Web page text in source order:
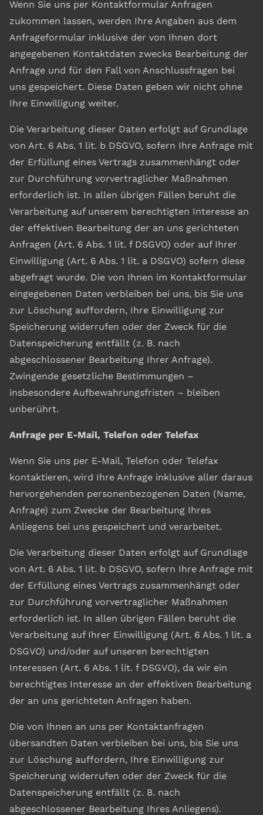
Wenn Sie uns per Kontaktformular Anfragen
zukommen lassen, werden Ihre Angaben aus dem
Anfrageformular inklusive der von Ihnen dort
angegebenen Kontaktdaten zwecks Bearbeitung der
Anfrage und für den Fall von Anschlussfragen bei
uns gespeichert. Diese Daten geben wir nicht ohne
Ihre Einwilligung weiter.
Die Verarbeitung dieser Daten erfolgt auf Grundlage
von Art. 6 Abs. 1 lit. b DSGVO, sofern Ihre Anfrage mit
der Erfüllung eines Vertrags zusammenhängt oder
zur Durchführung vorvertraglicher Maßnahmen
erforderlich ist. In allen übrigen Fällen beruht die
Verarbeitung auf unserem berechtigten Interesse an
der effektiven Bearbeitung der an uns gerichteten
Anfragen (Art. 6 Abs. 1 lit. f DSGVO) oder auf Ihrer
Einwilligung (Art. 6 Abs. 1 lit. a DSGVO) sofern diese
abgefragt wurde. Die von Ihnen im Kontaktformular
eingegebenen Daten verbleiben bei uns, bis Sie uns
zur Löschung auffordern, Ihre Einwilligung zur
Speicherung widerrufen oder der Zweck für die
Datenspeicherung entfällt (z. B. nach
abgeschlossener Bearbeitung Ihrer Anfrage).
Zwingende gesetzliche Bestimmungen –
insbesondere Aufbewahrungsfristen – bleiben
unberührt.
Anfrage per E-Mail, Telefon oder Telefax
Wenn Sie uns per E-Mail, Telefon oder Telefax
kontaktieren, wird Ihre Anfrage inklusive aller daraus
hervorgehenden personenbezogenen Daten (Name,
Anfrage) zum Zwecke der Bearbeitung Ihres
Anliegens bei uns gespeichert und verarbeitet.
Die Verarbeitung dieser Daten erfolgt auf Grundlage
von Art. 6 Abs. 1 lit. b DSGVO, sofern Ihre Anfrage mit
der Erfüllung eines Vertrags zusammenhängt oder
zur Durchführung vorvertraglicher Maßnahmen
erforderlich ist. In allen übrigen Fällen beruht die
Verarbeitung auf Ihrer Einwilligung (Art. 6 Abs. 1 lit. a
DSGVO) und/oder auf unseren berechtigten
Interessen (Art. 6 Abs. 1 lit. f DSGVO), da wir ein
berechtigtes Interesse an der effektiven Bearbeitung
der an uns gerichteten Anfragen haben.
Die von Ihnen an uns per Kontaktanfragen
übersandten Daten verbleiben bei uns, bis Sie uns
zur Löschung auffordern, Ihre Einwilligung zur
Speicherung widerrufen oder der Zweck für die
Datenspeicherung entfällt (z. B. nach
abgeschlossener Bearbeitung Ihres Anliegens).